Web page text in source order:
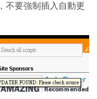
不要強制插入自動更